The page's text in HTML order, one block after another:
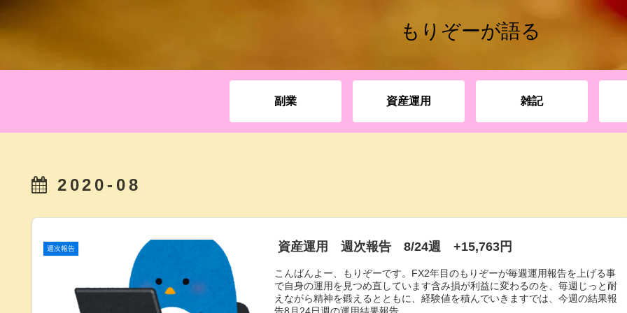
もりぞーが語る
副業 資産運用 雑記
2020-08
週次報告 資産運用 週次報告 8/24週 +15,763円
こんばんよー、もりぞーです。FX2年目のもりぞーが毎週運用報告を上げる事
で自身の運用を見つめ直しています含み損が利益に変わるのを、毎週じっと耐
えながら精神を鍛えるとともに、経験値を積んでいきますでは、今週の結果報